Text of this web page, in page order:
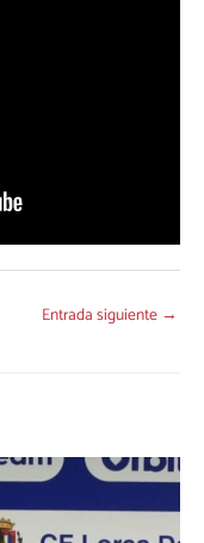
Entrada siguiente →